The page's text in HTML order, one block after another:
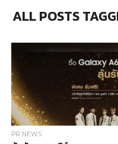
ALL POSTS
PR NEWS